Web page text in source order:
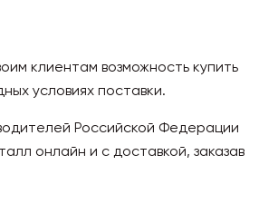
клиентам возможность купить
условиях поставки.
Российской Федерации
онлайн и с доставкой, заказав